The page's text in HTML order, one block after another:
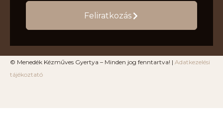
Feliratkozás
© Menedék Kézműves Gyertya – Minden jog fenntartva! | Adatkezelési
tájékoztató